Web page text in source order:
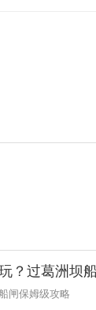
？过葛洲坝
闸保姆级攻略